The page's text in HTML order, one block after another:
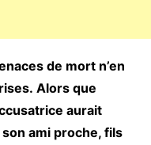
de mort n’en
Alors que
aurait
ami proche, fils